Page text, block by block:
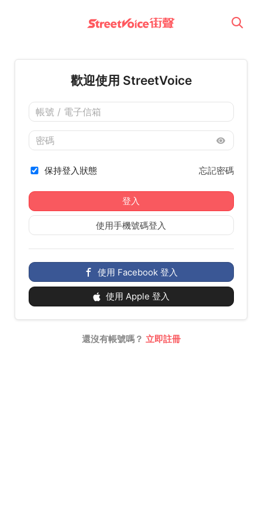
歡迎使用 StreetVoice
保持登入狀態 忘記密碼
登入
使用手機號碼登入
使用 Facebook 登入
使用 Apple 登入
還沒有帳號嗎？ 立即註冊